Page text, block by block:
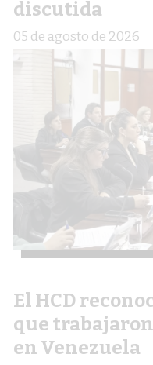
discutida
05 de agosto de 2026
El HCD
que
en Venezuela